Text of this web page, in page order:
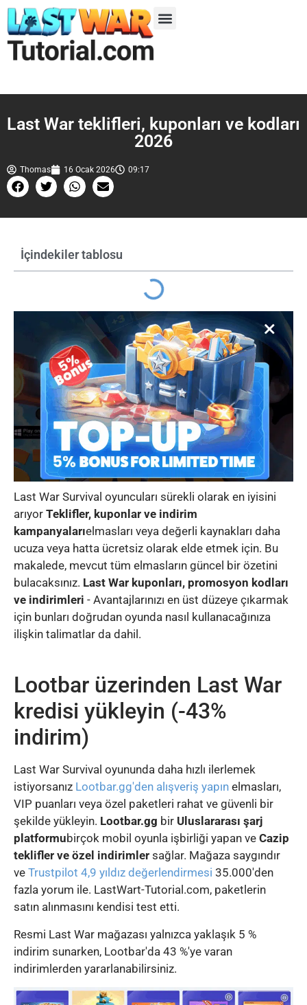
Last War teklifleri, kuponları ve kodları
2026
Thomas 16 Ocak 2026 09:17
İçindekiler tablosu
Last War Survival oyuncuları sürekli olarak en iyisini
arıyor Teklifler, kuponlar ve indirim
kampanyalarıelmasları veya değerli kaynakları daha
ucuza veya hatta ücretsiz olarak elde etmek için. Bu
makalede, mevcut tüm elmasların güncel bir özetini
bulacaksınız. Last War kuponları, promosyon kodları
ve indirimleri - Avantajlarınızı en üst düzeye çıkarmak
için bunları doğrudan oyunda nasıl kullanacağınıza
ilişkin talimatlar da dahil.
Lootbar üzerinden Last War
kredisi yükleyin (-43%
indirim)
Last War Survival oyununda daha hızlı ilerlemek
istiyorsanız Lootbar.gg'den alışveriş yapın elmasları,
VIP puanları veya özel paketleri rahat ve güvenli bir
şekilde yükleyin. Lootbar.gg bir Uluslararası şarj
platformubirçok mobil oyunla işbirliği yapan ve Cazip
teklifler ve özel indirimler sağlar. Mağaza saygındır
ve Trustpilot 4,9 yıldız değerlendirmesi 35.000'den
fazla yorum ile. LastWart-Tutorial.com, paketlerin
satın alınmasını kendisi test etti.
Resmi Last War mağazası yalnızca yaklaşık 5 %
indirim sunarken, Lootbar'da 43 %'ye varan
indirimlerden yararlanabilirsiniz.